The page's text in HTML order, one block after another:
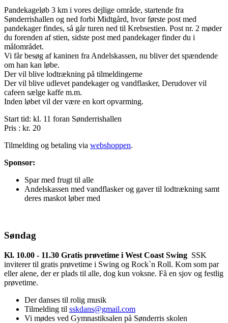
Pandekageløb 3 km i vores dejlige område, startende fra
Sønderrishallen og ned forbi Midtgård, hvor første post med
pandekager findes, så går turen ned til Krebsestien. Post nr. 2 møder
du forenden af stien, sidste post med pandekager finder du i
målområdet.
Vi får besøg af kaninen fra Andelskassen, nu bliver det spændende
om han kan løbe.
Der vil blive lodtrækning på tilmeldingerne
Der vil blive udlevet pandekager og vandflasker, Derudover vil
cafeen sælge kaffe m.m.
Inden løbet vil der være en kort opvarming.
Start tid: kl. 11 foran Sønderrishallen
Pris : kr. 20
Tilmelding og betaling via webshoppen.
Sponsor:
Spar med frugt til alle
Andelskassen med vandflasker og gaver til lodtrækning samt
deres maskot løber med
Søndag
Kl. 10.00 - 11.30 Gratis prøvetime i West Coast Swing SSK
inviterer til gratis prøvetime i Swing og Rock`n Roll. Kom som par
eller alene, der er plads til alle, dog kun voksne. Få en sjov og festlig
prøvetime.
Der danses til rolig musik
Tilmelding til sskdans@gmail.com
Vi mødes ved Gymnastiksalen på Sønderris skolen